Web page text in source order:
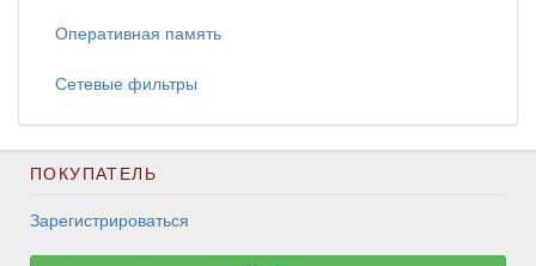
Оперативная память
Сетевые фильтры
ПОКУПАТЕЛЬ
Зарегистрироваться